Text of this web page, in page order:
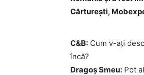
Cărturești,
C&B: Cum v-ați
încă?
Dragoș Smeu: Pot